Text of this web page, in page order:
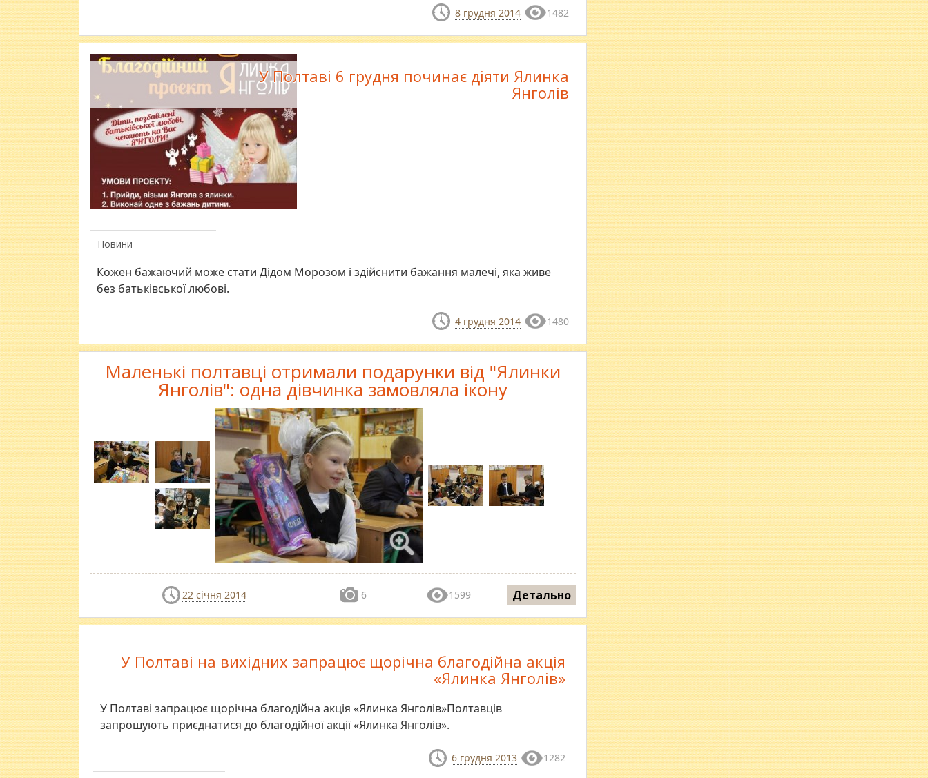
8 грудня 2014 1482
Новини
У Полтаві 6 грудня починає діяти Ялинка
Янголів
Кожен бажаючий може стати Дідом Морозом і здійснити бажання малечі, яка живе
без батьківської любові.
4 грудня 2014 1480
Маленькі полтавці отримали подарунки від "Ялинки
Янголів": одна дівчинка замовляла ікону
22 січня 2014 6 1599 Детально
У Полтаві на вихідних запрацює щорічна благодійна акція
«Ялинка Янголів»
У Полтаві запрацює щорічна благодійна акція «Ялинка Янголів»Полтавців
запрошують приєднатися до благодійної акції «Ялинка Янголів».
6 грудня 2013 1282